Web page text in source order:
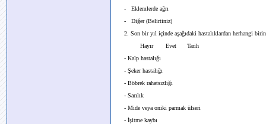
- Eklemlerde ağrı
- Diğer (Belirtiniz)
2. Son bir yıl içinde aşağıdaki hastalıklardan herhangi
Hayır Evet Tarih
- Kalp hastalığı
- Şeker hastalığı
- Böbrek rahatsızlığı
- Sarılık
- Mide veya oniki parmak ülseri
- İşitme kaybı